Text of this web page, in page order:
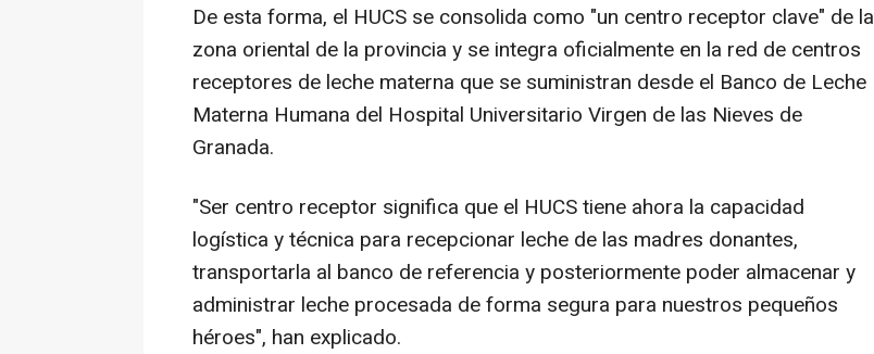
De esta forma, el HUCS se consolida como "un centro receptor clave" de la
zona oriental de la provincia y se integra oficialmente en la red de centros
receptores de leche materna que se suministran desde el Banco de Leche
Materna Humana del Hospital Universitario Virgen de las Nieves de
Granada.
"Ser centro receptor significa que el HUCS tiene ahora la capacidad
logística y técnica para recepcionar leche de las madres donantes,
transportarla al banco de referencia y posteriormente poder almacenar y
administrar leche procesada de forma segura para nuestros pequeños
héroes", han explicado.